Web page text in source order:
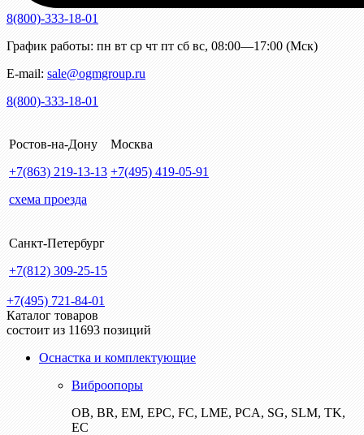
8(800)-333-18-01
График работы: пн вт ср чт пт сб вс, 08:00—17:00 (Мск)
E-mail: sale@ogmgroup.ru
8(800)-333-18-01
Ростов-на-Дону
+7(863) 219-13-13
схема проезда
Москва
+7(495) 419-05-91
Санкт-Петербург
+7(812) 309-25-15
+7(495) 721-84-01
Каталог товаров
состоит из 11693 позиций
Оснастка и комплектующие
Виброопоры
ОВ, BR, EM, EPC, FC, LME, PCA, SG, SLM, TK,
EC